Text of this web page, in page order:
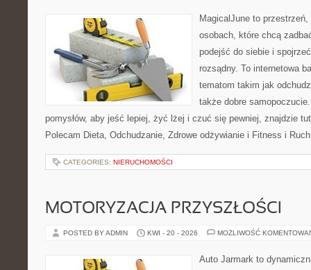
MagicalJune to
osobach, które chcą
podejść do siebie i
rozsądny. To internetowa
tematom takim jak
także dobre
pomysłów, aby jeść lepiej, żyć lżej i czuć się pewniej, znajdzie
Polecam Dieta, Odchudzanie, Zdrowe odżywianie i Fitness i
CATEGORIES: NIERUCHOMOŚCI
MOTORYZACJA PRZYSZŁOŚCI
POSTED BY ADMIN KWI - 20 - 2026 MOŻLIWOŚĆ
Auto Jarmark to